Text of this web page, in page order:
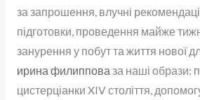
за запрошення, влучні
підготовки, проведення майже
занурення у побут та життя нової
ирина филиппова за наші образи:
цистерціанки XIV століття,